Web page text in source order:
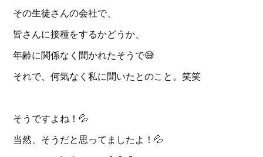
その生徒さんの会社で、
皆さんに接種をするかどうか、
年齢に関係なく聞かれたそうで😅
それで、何気なく私に聞いたとのこと。笑笑
そうですよね！💦
当然、そうだと思ってましたよ！💦